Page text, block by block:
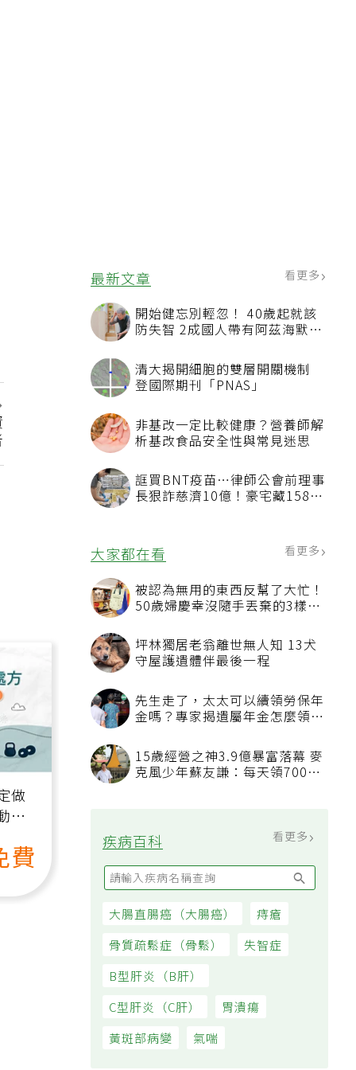
最新文章 看更多
開始健忘別輕忽！ 40歲起就該
防失智 2成國人帶有阿茲海默症
清大揭開細胞的雙層開關機制
登國際期刊「PNAS」
非基改一定比較健康？營養師解
析基改食品安全性與常見迷思
誆買BNT疫苗…律師公會前理事
長狠詐慈濟10億！豪宅藏158公
大家都在看
被認為無用的東西反幫了大忙！
50歲婦慶幸沒隨手丟棄的3樣物
坪林獨居老翁離世無人知 13犬
守屋護遺體伴最後一程
先生走了，太太可以續領勞保年
15歲經營之神3.9億暴富落幕 麥
克風少年蘇友謙：每天領700元
疾病百科
做
、
能
費